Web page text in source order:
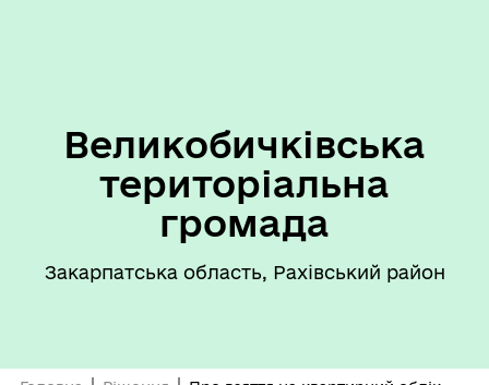
Великобичківська
територіальна
громада
Закарпатська область, Рахівський район